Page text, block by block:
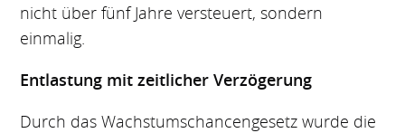
nicht über fünf Jahre versteuert, sondern
einmalig.
Entlastung mit zeitlicher Verzögerung
Durch das Wachstumschancengesetz wurde die